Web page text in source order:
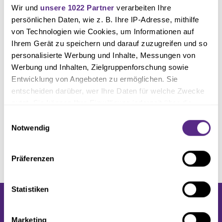
Wir und unsere 1022 Partner verarbeiten Ihre
persönlichen Daten, wie z. B. Ihre IP-Adresse, mithilfe
von Technologien wie Cookies, um Informationen auf
Ihrem Gerät zu speichern und darauf zuzugreifen und so
personalisierte Werbung und Inhalte, Messungen von
Werbung und Inhalten, Zielgruppenforschung sowie
Entwicklung von Angeboten zu ermöglichen. Sie
entscheiden darüber, wer Ihre Daten für welche Zwecke
Trigger Symbol ändern oder widerrufen
Informationen über Ihre geografische Lage erfassen,
Ihr Gerät durch aktives Scannen nach bestimmten
Erfahren Sie mehr darüber, wie Ihre persönlichen Daten
Notwendig
Präferenzen
Statistiken
Marketing